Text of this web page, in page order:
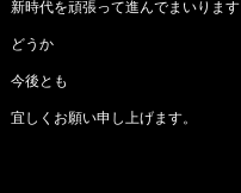
新時代を頑張って進んでまいります
どうか
今後とも
宜しくお願い申し上げます。